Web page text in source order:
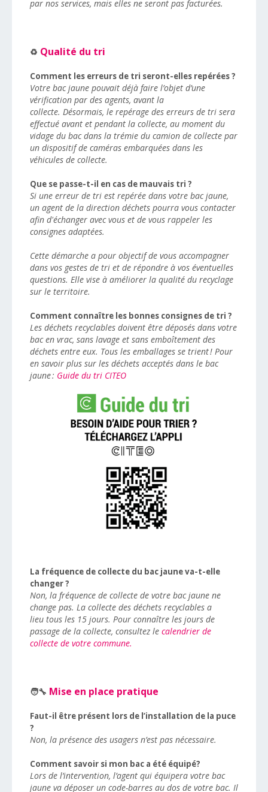
par nos services, mais elles ne seront pas facturées.
♻️ Qualité du tri
Comment les erreurs de tri seront-elles repérées ?
Votre bac jaune pouvait déjà faire l’objet d’une
vérification par des agents, avant la
collecte. Désormais, le repérage des erreurs de tri sera
effectué avant et pendant la collecte, au moment du
vidage du bac dans la trémie du camion de collecte par
un dispositif de caméras embarquées dans les
véhicules de collecte.
Que se passe-t-il en cas de mauvais tri ?
Si une erreur de tri est repérée dans votre bac jaune,
un agent de la direction déchets pourra vous contacter
afin d'échanger avec vous et de vous rappeler les
consignes adaptées.
Cette démarche a pour objectif de vous accompagner
dans vos gestes de tri et de répondre à vos éventuelles
questions. Elle vise à améliorer la qualité du recyclage
sur le territoire.
Comment connaître les bonnes consignes de tri ?
Les déchets recyclables doivent être déposés dans votre
bac en vrac, sans lavage et sans emboîtement des
déchets entre eux. Tous les emballages se trient ! Pour
en savoir plus sur les déchets acceptés dans le bac
jaune : Guide du tri CITEO
La fréquence de collecte du bac jaune va-t-elle
changer ?
Non, la fréquence de collecte de votre bac jaune ne
change pas. La collecte des déchets recyclables a
lieu tous les 15 jours. Pour connaître les jours de
passage de la collecte, consultez le calendrier de
collecte de votre commune.
🧑 Mise en place pratique
Faut-il être présent lors de l’installation de la puce
?
Non, la présence des usagers n’est pas nécessaire.
Comment savoir si mon bac a été équipé?
Lors de l’intervention, l’agent qui équipera votre bac
jaune va déposer un code-barres au dos de votre bac. Il